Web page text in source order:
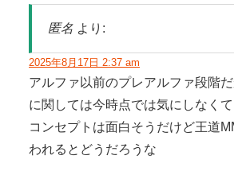
匿名 より:
2025年8月17日 2:37 am
アルファ以前のプレアルファ段階
に関しては今時点では気にしなく
コンセプトは面白そうだけど王道
われるとどうだろうな